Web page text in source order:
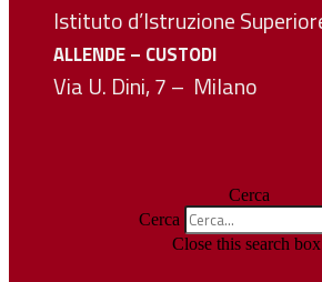
Istituto d’Istruzione
ALLENDE – CUSTODI
Via U. Dini, 7 – Milano
Cerca
Cerca
Close this search